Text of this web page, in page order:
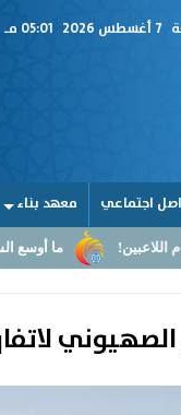
05:01 مـ
اجتماعي معهد بناء
السجن... وما أضيق القلوب